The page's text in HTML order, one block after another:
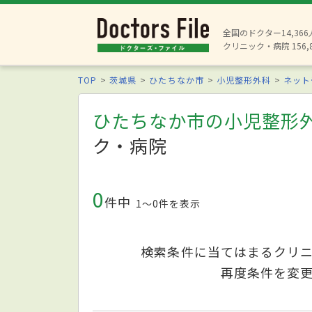
全国のドクター14,366
クリニック・病院
TOP 茨城県 ひたちなか市 小児整形外科 ネッ
ひたちなか市の小児整形
ク・病院
0件中 1〜0件を表示
検索条件に当てはまるクリ
再度条件を変